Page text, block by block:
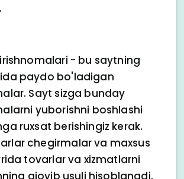
- bu saytning
paydo bo'ladigan
Sayt sizga bunday
yuborishni boshlashi
ruxsat berishingiz kerak.
chegirmalar va maxsus
tovarlar va xizmatlarni
ajoyib usuli hisoblanadi.